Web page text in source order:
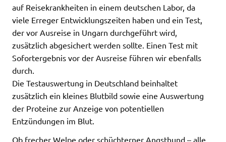
auf Reisekrankheiten in einem deutschen Labor, da
viele Erreger Entwicklungszeiten haben und ein Test,
der vor Ausreise in Ungarn durchgeführt wird,
zusätzlich abgesichert werden sollte. Einen Test mit
Sofortergebnis vor der Ausreise führen wir ebenfalls
durch.
Die Testauswertung in Deutschland beinhaltet
zusätzlich ein kleines Blutbild sowie eine Auswertung
der Proteine zur Anzeige von potentiellen
Entzündungen im Blut.
Ob frecher Welpe oder schüchterner Angsthund – alle